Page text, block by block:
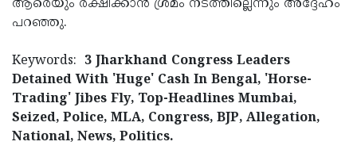
ആരെയും രക്ഷിക്കാന്‍ ശ്രമം നടത്തില്ലെന്നും അദ്ദേഹം
പറഞ്ഞു.
Keywords: 3 Jharkhand Congress Leaders
Detained With 'Huge' Cash In Bengal, 'Horse-
Trading' Jibes Fly, Top-Headlines Mumbai,
Seized, Police, MLA, Congress, BJP, Allegation,
National, News, Politics.